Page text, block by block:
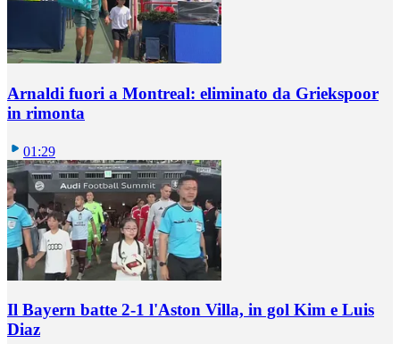
Arnaldi fuori a Montreal: eliminato da Griekspoor
in rimonta
01:29
Il Bayern batte 2-1 l'Aston Villa, in gol Kim e Luis
Diaz